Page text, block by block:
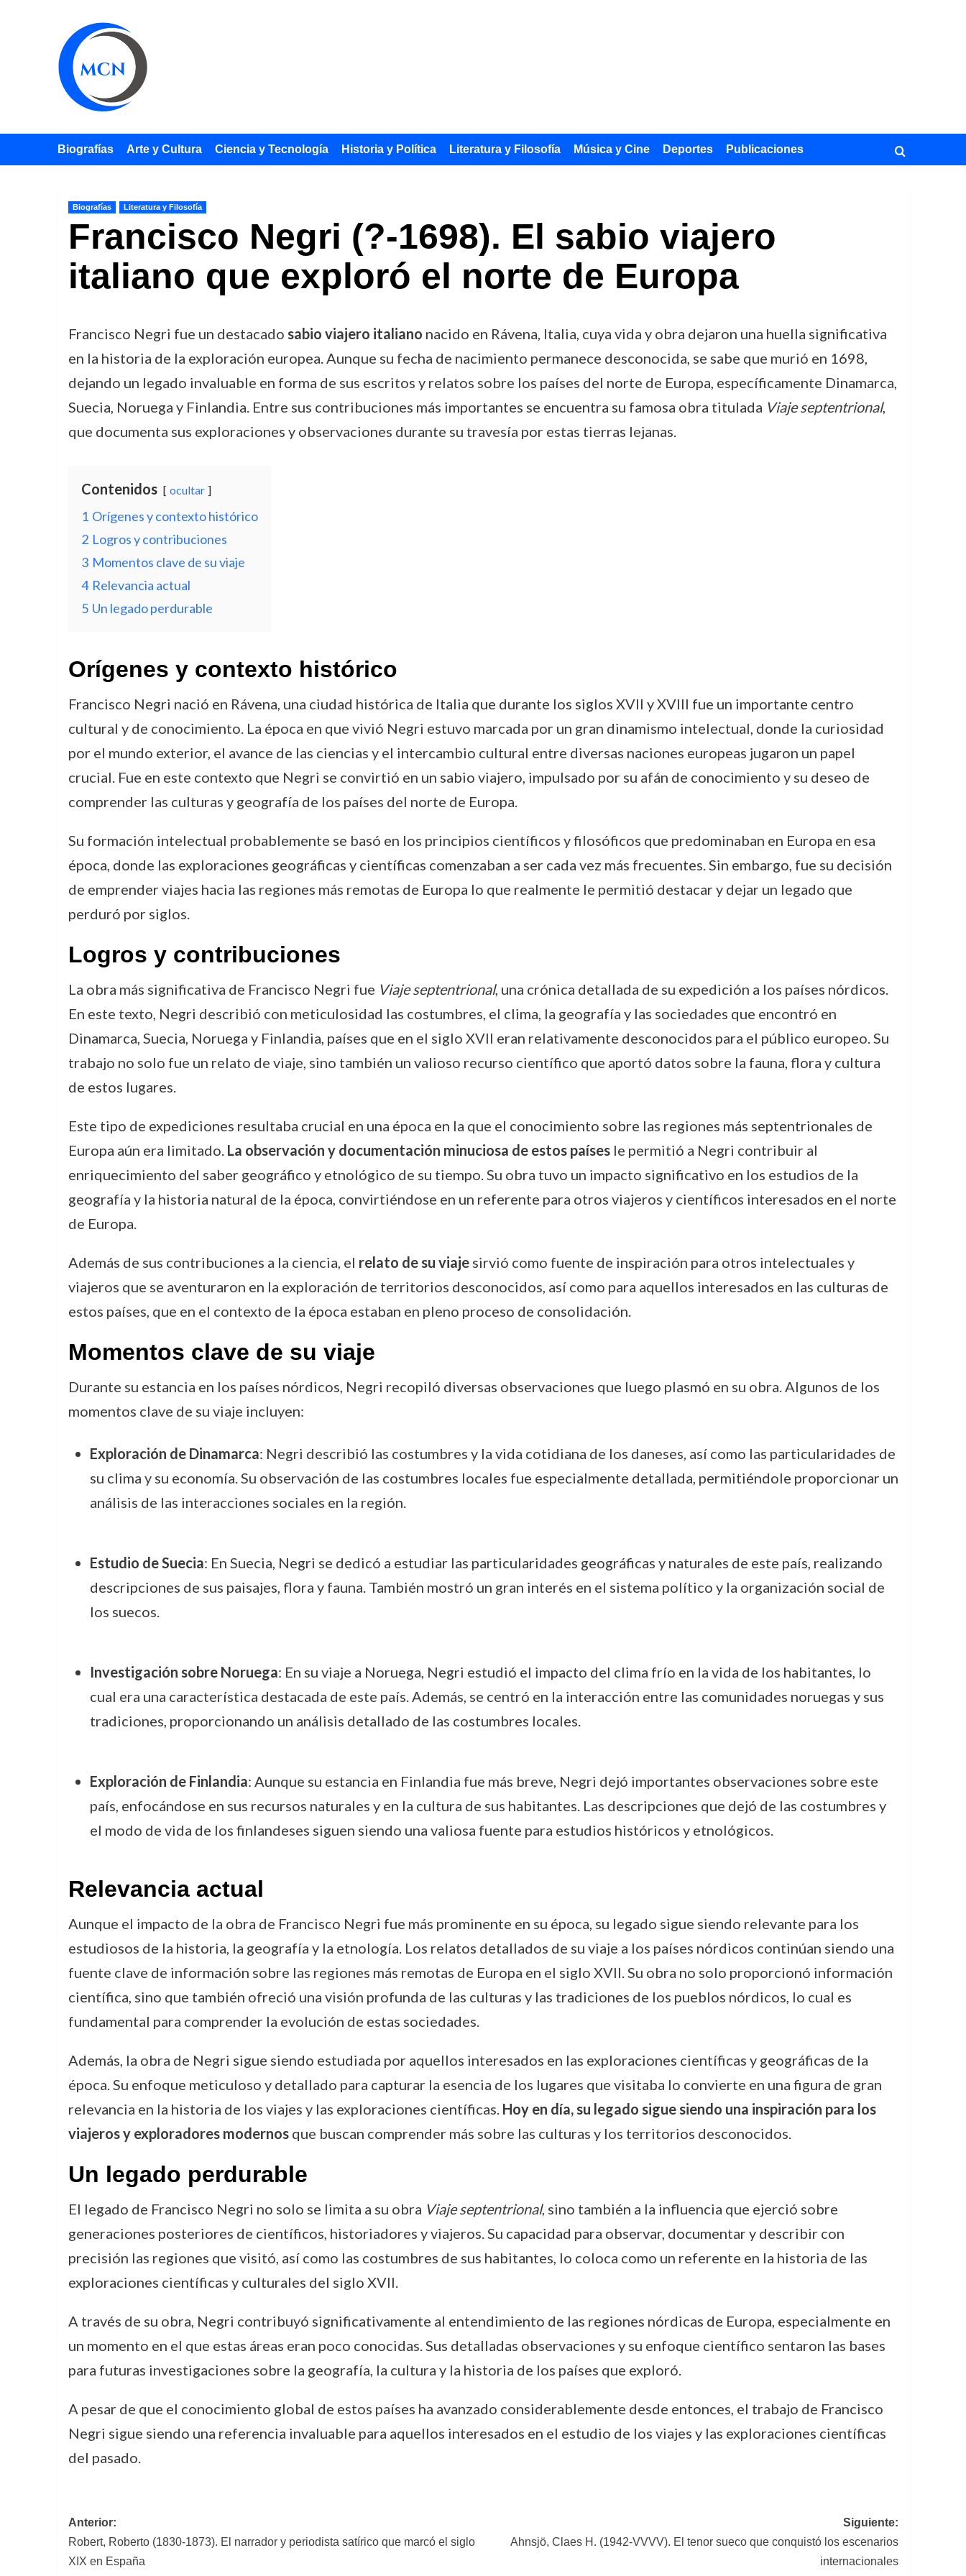
Biografías Arte y Cultura Ciencia y Tecnología Historia y Política Literatura y Filosofía Música y Cine Deportes Publicaciones
Biografías Literatura y Filosofía
Francisco Negri (?-1698). El sabio viajero
italiano que exploró el norte de Europa
Francisco Negri fue un destacado sabio viajero italiano nacido en Rávena, Italia, cuya vida y obra dejaron una huella significativa
en la historia de la exploración europea. Aunque su fecha de nacimiento permanece desconocida, se sabe que murió en 1698,
dejando un legado invaluable en forma de sus escritos y relatos sobre los países del norte de Europa, específicamente Dinamarca,
Suecia, Noruega y Finlandia. Entre sus contribuciones más importantes se encuentra su famosa obra titulada Viaje septentrional,
que documenta sus exploraciones y observaciones durante su travesía por estas tierras lejanas.
Contenidos ocultar
1 Orígenes y contexto histórico
2 Logros y contribuciones
3 Momentos clave de su viaje
4 Relevancia actual
5 Un legado perdurable
Orígenes y contexto histórico
Francisco Negri nació en Rávena, una ciudad histórica de Italia que durante los siglos XVII y XVIII fue un importante centro
cultural y de conocimiento. La época en que vivió Negri estuvo marcada por un gran dinamismo intelectual, donde la curiosidad
por el mundo exterior, el avance de las ciencias y el intercambio cultural entre diversas naciones europeas jugaron un papel
crucial. Fue en este contexto que Negri se convirtió en un sabio viajero, impulsado por su afán de conocimiento y su deseo de
comprender las culturas y geografía de los países del norte de Europa.
Su formación intelectual probablemente se basó en los principios científicos y filosóficos que predominaban en Europa en esa
época, donde las exploraciones geográficas y científicas comenzaban a ser cada vez más frecuentes. Sin embargo, fue su decisión
de emprender viajes hacia las regiones más remotas de Europa lo que realmente le permitió destacar y dejar un legado que
perduró por siglos.
Logros y contribuciones
La obra más significativa de Francisco Negri fue Viaje septentrional, una crónica detallada de su expedición a los países nórdicos.
En este texto, Negri describió con meticulosidad las costumbres, el clima, la geografía y las sociedades que encontró en
Dinamarca, Suecia, Noruega y Finlandia, países que en el siglo XVII eran relativamente desconocidos para el público europeo. Su
trabajo no solo fue un relato de viaje, sino también un valioso recurso científico que aportó datos sobre la fauna, flora y cultura
de estos lugares.
Este tipo de expediciones resultaba crucial en una época en la que el conocimiento sobre las regiones más septentrionales de
Europa aún era limitado. La observación y documentación minuciosa de estos paísesle permitió a Negri contribuir al
enriquecimiento del saber geográfico y etnológico de su tiempo. Su obra tuvo un impacto significativo en los estudios de la
geografía y la historia natural de la época, convirtiéndose en un referente para otros viajeros y científicos interesados en el norte
de Europa.
Además de sus contribuciones a la ciencia, el relato de su viajesirvió como fuente de inspiración para otros intelectuales y
viajeros que se aventuraron en la exploración de territorios desconocidos, así como para aquellos interesados en las culturas de
estos países, que en el contexto de la época estaban en pleno proceso de consolidación.
Momentos clave de su viaje
Durante su estancia en los países nórdicos, Negri recopiló diversas observaciones que luego plasmó en su obra. Algunos de los
momentos clave de su viaje incluyen:
Exploración de Dinamarca: Negri describió las costumbres y la vida cotidiana de los daneses, así como las particularidades de
su clima y su economía. Su observación de las costumbres locales fue especialmente detallada, permitiéndole proporcionar un
análisis de las interacciones sociales en la región.
Estudio de Suecia: En Suecia, Negri se dedicó a estudiar las particularidades geográficas y naturales de este país, realizando
descripciones de sus paisajes, flora y fauna. También mostró un gran interés en el sistema político y la organización social de
los suecos.
Investigación sobre Noruega: En su viaje a Noruega, Negri estudió el impacto del clima frío en la vida de los habitantes, lo
cual era una característica destacada de este país. Además, se centró en la interacción entre las comunidades noruegas y sus
tradiciones, proporcionando un análisis detallado de las costumbres locales.
Exploración de Finlandia: Aunque su estancia en Finlandia fue más breve, Negri dejó importantes observaciones sobre este
país, enfocándose en sus recursos naturales y en la cultura de sus habitantes. Las descripciones que dejó de las costumbres y
el modo de vida de los finlandeses siguen siendo una valiosa fuente para estudios históricos y etnológicos.
Relevancia actual
Aunque el impacto de la obra de Francisco Negri fue más prominente en su época, su legado sigue siendo relevante para los
estudiosos de la historia, la geografía y la etnología. Los relatos detallados de su viaje a los países nórdicos continúan siendo una
fuente clave de información sobre las regiones más remotas de Europa en el siglo XVII. Su obra no solo proporcionó información
científica, sino que también ofreció una visión profunda de las culturas y las tradiciones de los pueblos nórdicos, lo cual es
fundamental para comprender la evolución de estas sociedades.
Además, la obra de Negri sigue siendo estudiada por aquellos interesados en las exploraciones científicas y geográficas de la
época. Su enfoque meticuloso y detallado para capturar la esencia de los lugares que visitaba lo convierte en una figura de gran
relevancia en la historia de los viajes y las exploraciones científicas. Hoy en día, su legado sigue siendo una inspiración para los
viajeros y exploradores modernosque buscan comprender más sobre las culturas y los territorios desconocidos.
Un legado perdurable
El legado de Francisco Negri no solo se limita a su obra Viaje septentrional, sino también a la influencia que ejerció sobre
generaciones posteriores de científicos, historiadores y viajeros. Su capacidad para observar, documentar y describir con
precisión las regiones que visitó, así como las costumbres de sus habitantes, lo coloca como un referente en la historia de las
exploraciones científicas y culturales del siglo XVII.
A través de su obra, Negri contribuyó significativamente al entendimiento de las regiones nórdicas de Europa, especialmente en
un momento en el que estas áreas eran poco conocidas. Sus detalladas observaciones y su enfoque científico sentaron las bases
para futuras investigaciones sobre la geografía, la cultura y la historia de los países que exploró.
A pesar de que el conocimiento global de estos países ha avanzado considerablemente desde entonces, el trabajo de Francisco
Negri sigue siendo una referencia invaluable para aquellos interesados en el estudio de los viajes y las exploraciones científicas
del pasado.
Navegación
de
Anterior:
Robert, Roberto (1830-1873). El narrador y periodista satírico que marcó el siglo
XIX en España
Siguiente:
Ahnsjö, Claes H. (1942-VVVV). El tenor sueco que conquistó los escenarios
internacionales